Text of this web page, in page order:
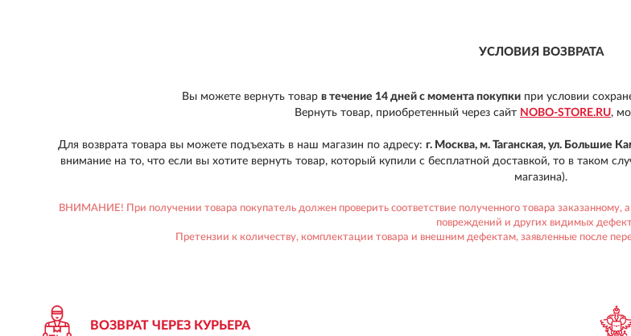
УСЛОВИЯ ВОЗВРАТА
Вы можете вернуть товар в течение 14 дней с момента покупкипри условии
Вернуть товар, приобретенный через сайт NOBO-STORE.RU,
Для возврата товара вы можете подъехать в наш магазин по адресу: г. Москва, м. Таганская, ул. Большие
внимание на то, что если вы хотите вернуть товар, который купили с бесплатной доставкой, то в таком
магазина).
ВНИМАНИЕ! При получении товара покупатель должен проверить соответствие полученного товара заказанному,
повреждений и других видимых
Претензии к количеству, комплектации товара и внешним дефектам, заявленные после
ВОЗВРАТ ЧЕРЕЗ КУРЬЕРА